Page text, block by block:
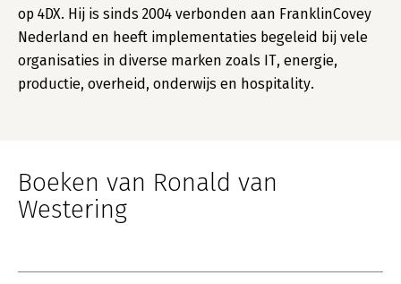
op 4DX. Hij is sinds 2004 verbonden aan FranklinCovey
Nederland en heeft implementaties begeleid bij vele
organisaties in diverse marken zoals IT, energie,
productie, overheid, onderwijs en hospitality.
Boeken van Ronald van
Westering